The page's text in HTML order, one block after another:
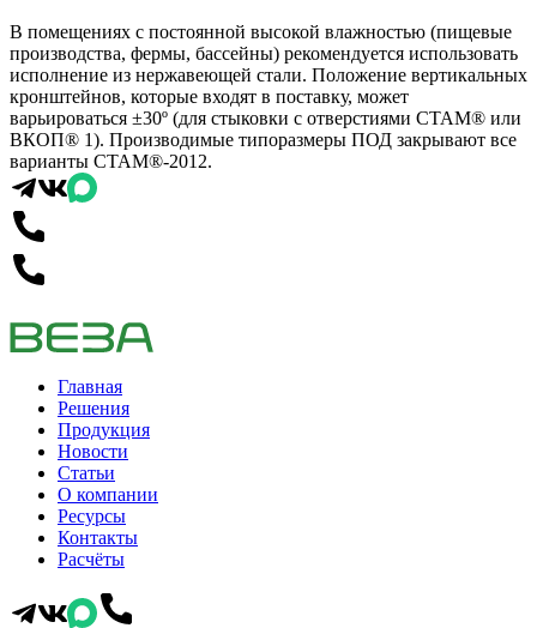
В помещениях с постоянной высокой влажностью (пищевые
производства, фермы, бассейны) рекомендуется использовать
исполнение из нержавеющей стали. Положение вертикальных
кронштейнов, которые входят в поставку, может
варьироваться ±30º (для стыковки с отверстиями СТАМ® или
ВКОП® 1). Производимые типоразмеры ПОД закрывают все
варианты СТАМ®-2012.
Главная
Решения
Продукция
Новости
Статьи
О компании
Ресурсы
Контакты
Расчёты